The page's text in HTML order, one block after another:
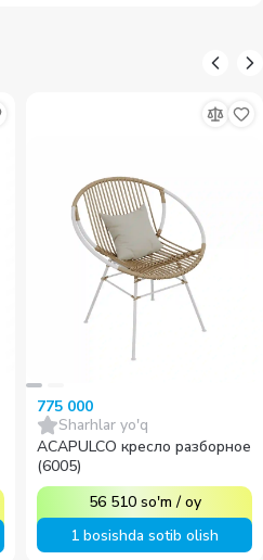
775 000
Sharhlar yo'q
ACAPULCO кресло разборное
(6005)
56 510 so'm /oy
1 bosishda sotib olish